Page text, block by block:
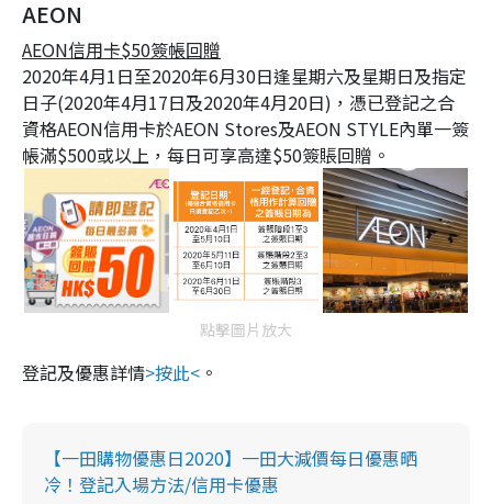
AEON
AEON信用卡$50簽帳回贈
2020年4月1日至2020年6月30日逢星期六及星期日及指定
日子(2020年4月17日及2020年4月20日)，憑已登記之合
資格AEON信用卡於AEON Stores及AEON STYLE內單一簽
帳滿$500或以上，每日可享高達$50簽賬回贈。
點擊圖片放大
登記及優惠詳情>按此< 。
【一田購物優惠日2020】一田大減價每日優惠晒
冷！登記入場方法/信用卡優惠